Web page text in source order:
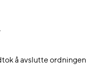
.
å avslutte ordningen